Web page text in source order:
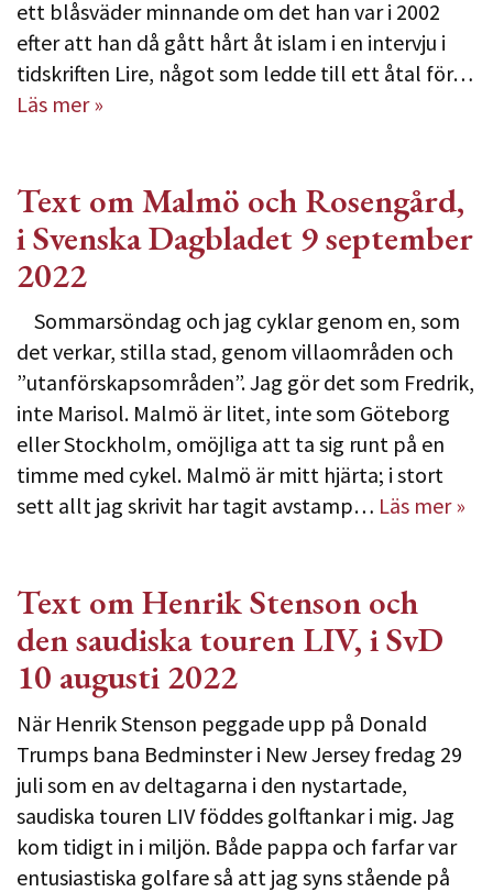
ett blåsväder minnande om det han var i 2002
efter att han då gått hårt åt islam i en intervju i
tidskriften Lire, något som ledde till ett åtal för…
Läs mer »
Text om Malmö och Rosengård,
i Svenska Dagbladet 9 september
2022
Sommarsöndag och jag cyklar genom en, som
det verkar, stilla stad, genom villaområden och
”utanförskapsområden”. Jag gör det som Fredrik,
inte Marisol. Malmö är litet, inte som Göteborg
eller Stockholm, omöjliga att ta sig runt på en
timme med cykel. Malmö är mitt hjärta; i stort
sett allt jag skrivit har tagit avstamp… Läs mer »
Text om Henrik Stenson och
den saudiska touren LIV, i SvD
10 augusti 2022
När Henrik Stenson peggade upp på Donald
Trumps bana Bedminster i New Jersey fredag 29
juli som en av deltagarna i den nystartade,
saudiska touren LIV föddes golftankar i mig. Jag
kom tidigt in i miljön. Både pappa och farfar var
entusiastiska golfare så att jag syns stående på